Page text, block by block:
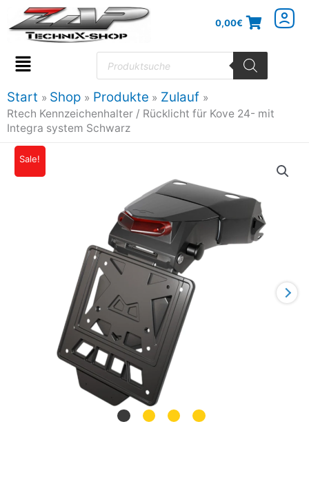
Inhalt
springen
0,00€
Flyout
Menu
Products
search
Start Shop Produkte Zulauf
Rtech Kennzeichenhalter / Rücklicht für Kove 24- mit
Integra system Schwarz
Sale!
war:
82,86€
Preis
ist:
70,44€.